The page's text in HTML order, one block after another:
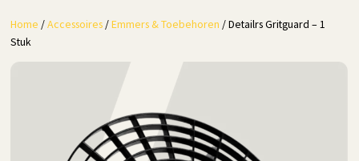
Home /Accessoires /Emmers & Toebehoren / Detailrs Gritguard – 1
Stuk